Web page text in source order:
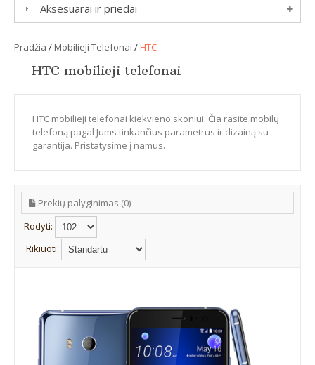
Aksesuarai ir priedai
Pradžia / Mobilieji Telefonai /HTC
HTC mobilieji telefonai
HTC mobilieji telefonai kiekvieno skoniui. Čia rasite mobilų
telefoną pagal Jums tinkančius parametrus ir dizainą su
garantija. Pristatysime į namus.
Prekių palyginimas (0)
Rodyti:
Rikiuoti: